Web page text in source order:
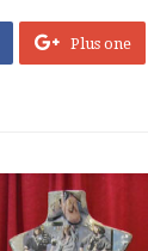
Plus one